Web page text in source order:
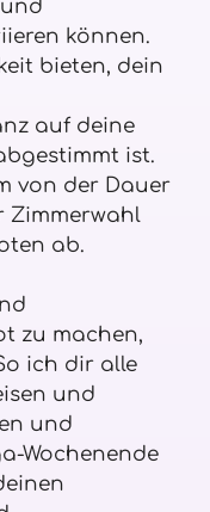
können.
bieten, dein
auf deine
ist.
von der Dauer
Zimmerwahl
ab.
zu machen,
ich dir alle
und
und
Wochenende